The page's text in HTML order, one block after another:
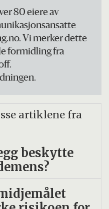
80 eiere av
Vi merker dette
formidling fra
artiklene fra
beskytte